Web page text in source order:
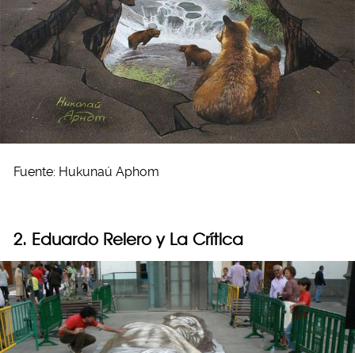
Fuente: Hukunaú Aphom
2. Eduardo Relero y La Crítica